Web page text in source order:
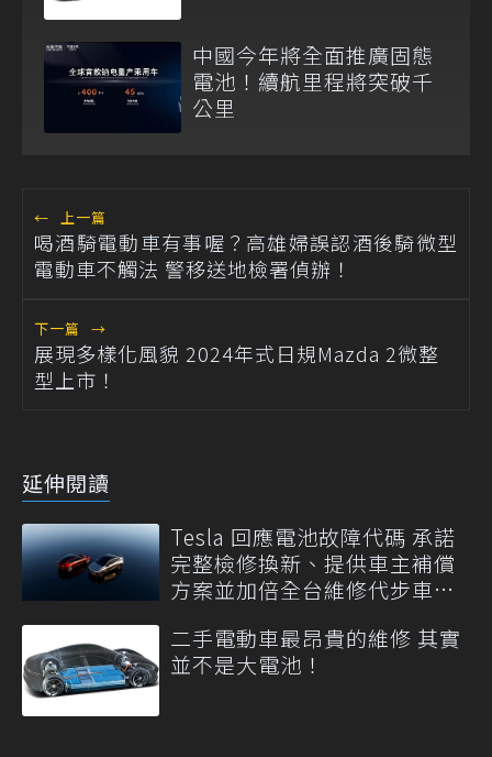
中國今年將全面推廣固態
電池！續航里程將突破千
公里
← 上一篇
喝酒騎電動車有事喔？高雄婦誤認酒後騎微型
電動車不觸法 警移送地檢署偵辦！
下一篇 →
展現多樣化風貌 2024年式日規Mazda 2微整
型上市！
延伸閱讀
Tesla 回應電池故障代碼 承諾
完整檢修換新、提供車主補償
方案並加倍全台維修代步車數
二手電動車最昂貴的維修 其實
並不是大電池！